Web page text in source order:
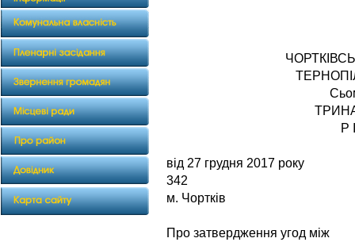
Р
від 27
342
м. Чортків
Про затвердження угод між